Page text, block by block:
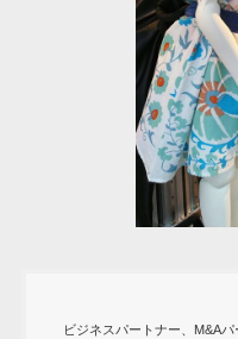
ビジネスパートナー、M&A